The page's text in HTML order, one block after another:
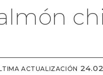
ACTUALIZACIÓN